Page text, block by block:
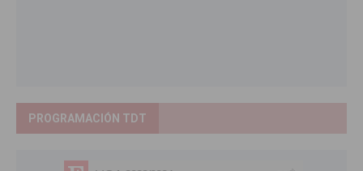
PROGRAMACIÓN TDT